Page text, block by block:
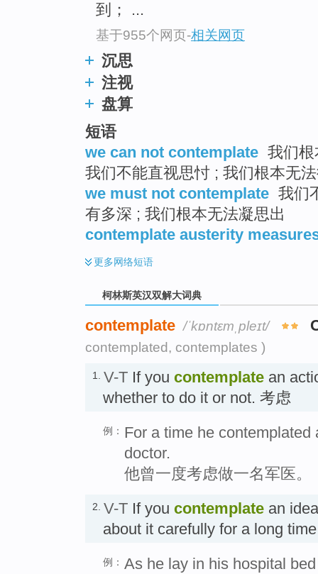
到； ...
基于955个网页-相关网页
沉思
注视
盘算
短语
we can not contemplate 我们
我们不能直视思忖 ; 我们根本无
we must not contemplate 我们
有多深 ; 我们根本无法凝思出
contemplate austerity
更多网络短语
柯林斯英汉双解大词典
contemplate /ˈkɒntɛmˌpleɪt/
contemplated, contemplates )
1. V-T If you contemplate an
whether to do it or not. 考虑
例： For a time he
doctor.
他曾一度考虑做一名军医。
2. V-T If you contemplate an
about it carefully for a long
例： As he lay in his hospital